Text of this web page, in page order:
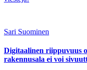
Sari Suominen
Digitaalinen riippuvuus
rakennusala ei voi